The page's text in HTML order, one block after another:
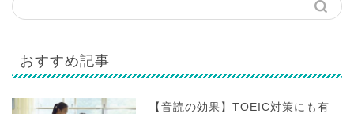
おすすめ記事
【音読の効果】TOEIC対策にも有